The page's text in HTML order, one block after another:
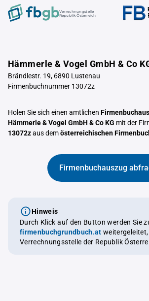
Verrechnungstelle
Republik Österreich
Hämmerle & Vogel GmbH & Co
Brändlestr. 19, 6890 Lustenau
Firmenbuchnummer 13072z
Holen Sie sich einen amtlichen
Hämmerle & Vogel GmbH & Co KG mit der
13072zaus demösterreichischen
Firmenbuchauszug
Hinweis
Durch Klick auf den Button werden Sie
firmenbuchgrundbuch.at weitergeleitet, eine offizielle
Verrechnungsstelle der Republik